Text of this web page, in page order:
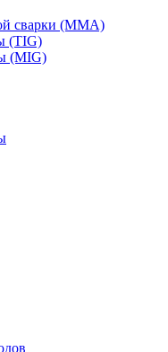
сварки (MMA)
(TIG)
(MIG)